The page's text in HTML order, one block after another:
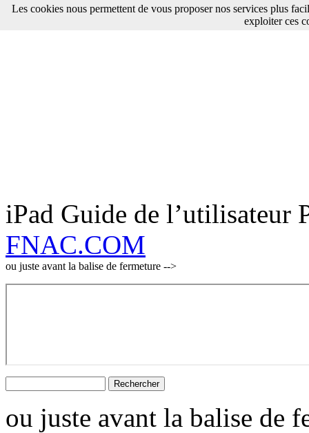
iPad Guide de
FNAC.COM
ou juste avant la balise de fermeture -->
ou juste avant la balise de
Les cookies nous permettent de vous proposer nos services plus
exploiter ces